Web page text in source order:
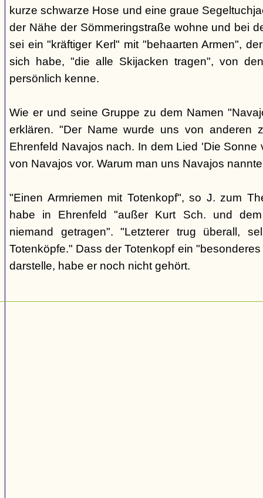
kurze schwarze Hose und eine graue
der Nähe der Sömmeringstraße wohne und bei
sei ein "kräftiger Kerl" mit "behaarten Armen",
sich habe, "die alle Skijacken tragen", von
persönlich kenne.
Wie er und seine Gruppe zu dem Namen
erklären. "Der Name wurde uns von anderen
Ehrenfeld Navajos nach. In dem Lied 'Die Sonne
von Navajos vor. Warum man uns Navajos
"Einen Armriemen mit Totenkopf", so J. zum
habe in Ehrenfeld "außer Kurt Sch. und
niemand getragen". "Letzterer trug überall,
Totenköpfe." Dass der Totenkopf ein "besonderes
darstelle, habe er noch nicht gehört.